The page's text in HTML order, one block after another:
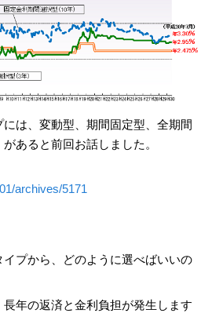
は、変動型、期間固定型、全期間
あると前回お話しました。
archives/5171
プから、どのように選べばいいの
年の返済と金利負担が発生します